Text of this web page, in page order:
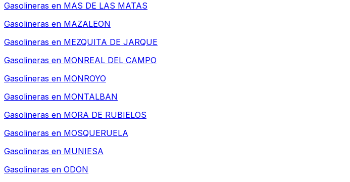
Gasolineras en MAS DE LAS MATAS
Gasolineras en MAZALEON
Gasolineras en MEZQUITA DE JARQUE
Gasolineras en MONREAL DEL CAMPO
Gasolineras en MONROYO
Gasolineras en MONTALBAN
Gasolineras en MORA DE RUBIELOS
Gasolineras en MOSQUERUELA
Gasolineras en MUNIESA
Gasolineras en ODON